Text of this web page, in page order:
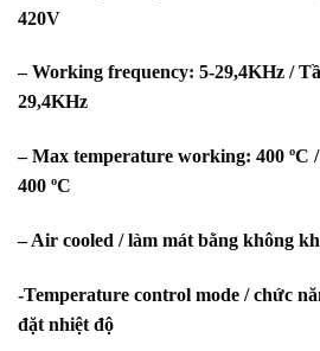
420V
– Working frequency: 5-29,4KHz /
29,4KHz
– Max temperature working: 400 ºC
400 ºC
– Air cooled / làm mát bằng không
-Temperature control mode / chức
đặt nhiệt độ